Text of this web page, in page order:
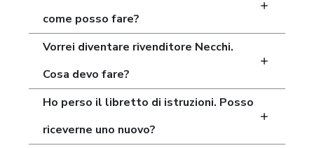
come posso fare?
Vorrei diventare rivenditore Necchi.
Cosa devo fare?
Ho perso il libretto di istruzioni. Posso
riceverne uno nuovo?